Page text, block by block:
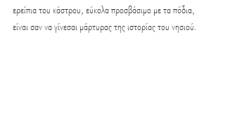
ερείπια του κάστρου, εύκολα προσβάσιμο με τα πόδια,
είναι σαν να γίνεσαι μάρτυρας της ιστορίας του νησιού.